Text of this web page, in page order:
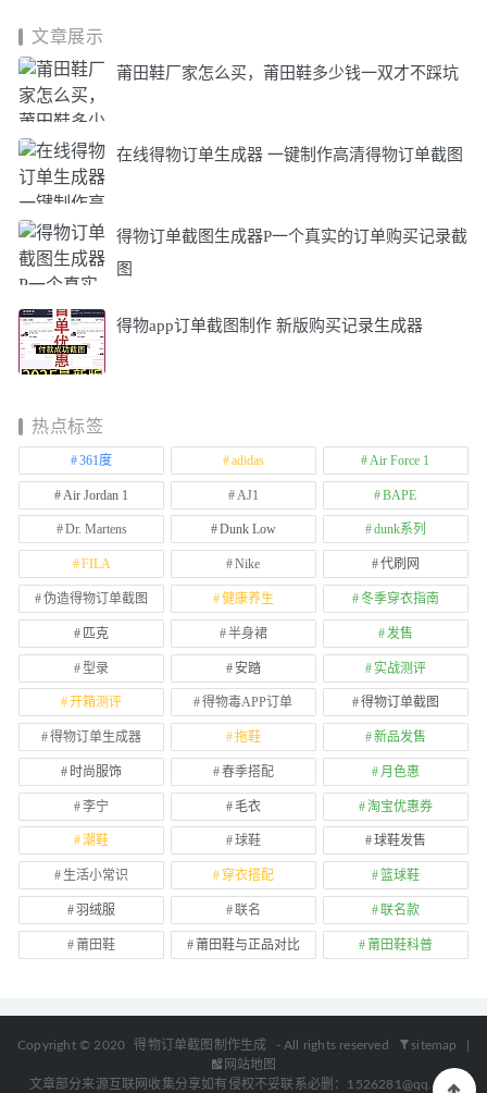
文章展示
莆田鞋厂家怎么买，莆田鞋多少钱一双才不踩坑
在线得物订单生成器 一键制作高清得物订单截图
得物订单截图生成器P一个真实的订单购买记录截
图
得物app订单截图制作 新版购买记录生成器
热点标签
361度 adidas Air Force 1
Air Jordan 1 AJ1 BAPE
Dr. Martens Dunk Low dunk系列
FILA Nike 代刷网
伪造得物订单截图 健康养生 冬季穿衣指南
匹克 半身裙 发售
型录 安踏 实战测评
开箱测评 得物毒APP订单 得物订单截图
得物订单生成器 拖鞋 新品发售
时尚服饰 春季搭配 月色惠
李宁 毛衣 淘宝优惠券
潮鞋 球鞋 球鞋发售
生活小常识 穿衣搭配 篮球鞋
羽绒服 联名 联名款
莆田鞋 莆田鞋与正品对比 莆田鞋科普
Copyright © 2020 得物订单截图制作生成 - All rights reserved sitemap
网站地图
文章部分来源互联网收集分享如有侵权不妥联系必删：1526281@qq.com